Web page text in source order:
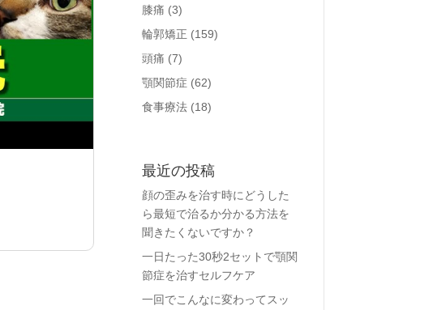
膝痛 (3)
輪郭矯正 (159)
頭痛 (7)
顎関節症 (62)
食事療法 (18)
最近の投稿
顔の歪みを治す時にどうした
ら最短で治るか分かる方法を
聞きたくないですか？
一日たった30秒2セットで顎関
節症を治すセルフケア
一回でこんなに変わってスッ